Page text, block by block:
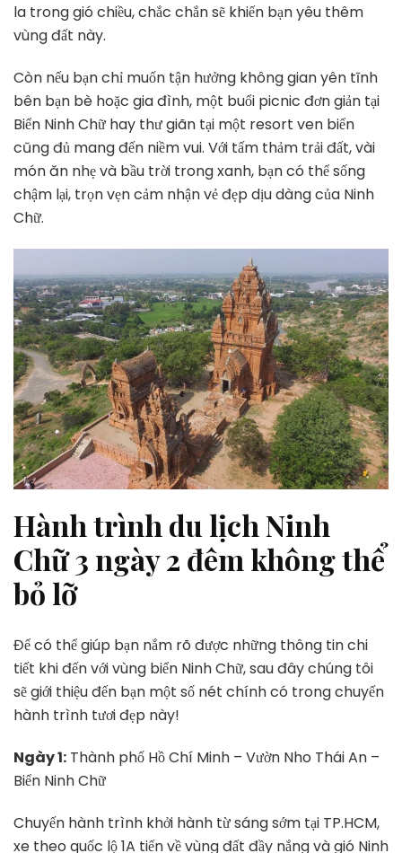
la trong gió chiều, chắc chắn sẽ khiến bạn yêu thêm
vùng đất này.
Còn nếu bạn chỉ muốn tận hưởng không gian yên tĩnh
bên bạn bè hoặc gia đình, một buổi picnic đơn giản tại
Biển Ninh Chữ hay thư giãn tại một resort ven biển
cũng đủ mang đến niềm vui. Với tấm thảm trải đất, vài
món ăn nhẹ và bầu trời trong xanh, bạn có thể sống
chậm lại, trọn vẹn cảm nhận vẻ đẹp dịu dàng của Ninh
Chữ.
Hành trình du lịch Ninh
Chữ 3 ngày 2 đêm không thể
bỏ lỡ
Để có thể giúp bạn nắm rõ được những thông tin chi
tiết khi đến với vùng biển Ninh Chữ, sau đây chúng tôi
sẽ giới thiệu đến bạn một số nét chính có trong chuyến
hành trình tươi đẹp này!
Ngày 1: Thành phố Hồ Chí Minh – Vườn Nho Thái An –
Biển Ninh Chữ
Chuyến hành trình khởi hành từ sáng sớm tại TP.HCM,
xe theo quốc lộ 1A tiến về vùng đất đầy nắng và gió Ninh